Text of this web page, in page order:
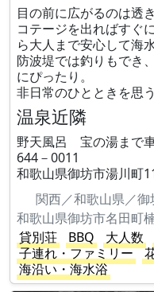
目の前に広がるのは透
コテージを出ればすぐ
ら大人まで安心して海
防波堤では釣りもでき
にぴったり。
非日常のひとときを思
温泉近隣
野天風呂 宝の湯まで
644－0011
和歌山県御坊市湯川町
関西／和歌山県／御
和歌山県御坊市名田町
貸別荘
BBQ 大人数
子連れ・ファミリー
海沿い・海水浴